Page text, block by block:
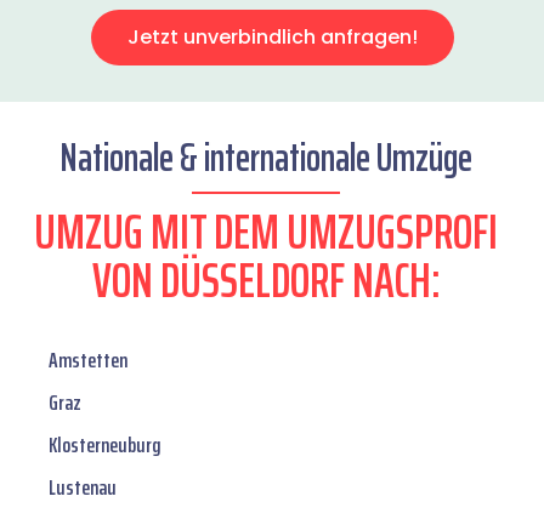
Jetzt unverbindlich anfragen!
Nationale & internationale Umzüge
UMZUG MIT DEM UMZUGSPROFI
VON DÜSSELDORF NACH:
Amstetten
Graz
Klosterneuburg
Lustenau